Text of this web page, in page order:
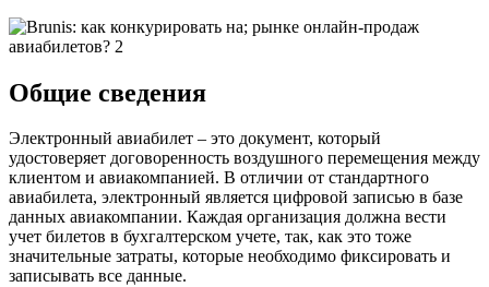
Общие сведения
Электронный авиабилет – это документ, который
удостоверяет договоренность воздушного перемещения между
клиентом и авиакомпанией. В отличии от стандартного
авиабилета, электронный является цифровой записью в базе
данных авиакомпании. Каждая организация должна вести
учет билетов в бухгалтерском учете, так, как это тоже
значительные затраты, которые необходимо фиксировать и
записывать все данные.